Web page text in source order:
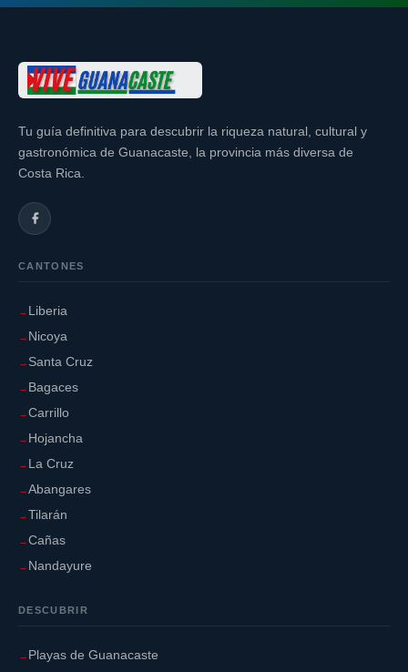
Tu guía definitiva para descubrir la riqueza natural, cultural y
gastronómica de Guanacaste, la provincia más diversa de
Costa Rica.
CANTONES
Liberia
Nicoya
Santa Cruz
Bagaces
Carrillo
Hojancha
La Cruz
Abangares
Tilarán
Cañas
Nandayure
DESCUBRIR
Playas de Guanacaste